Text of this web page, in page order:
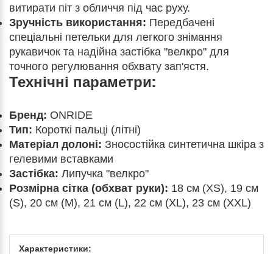
витирати піт з обличчя під час руху.
Зручність використання: Передбачені
спеціальні петельки для легкого знімання
рукавичок та надійна застібка "велкро" для
точного регулювання обхвату зап'ястя.
Технічні параметри:
Бренд: ONRIDE
Тип: Короткі пальці (літні)
Матеріал долоні: Зносостійка синтетична шкіра з
гелевими вставками
Застібка: Липучка "велкро"
Розмірна сітка (обхват руки): 18 см (XS), 19 см
(S), 20 см (M), 21 см (L), 22 см (XL), 23 см (XXL)
Характеристики: